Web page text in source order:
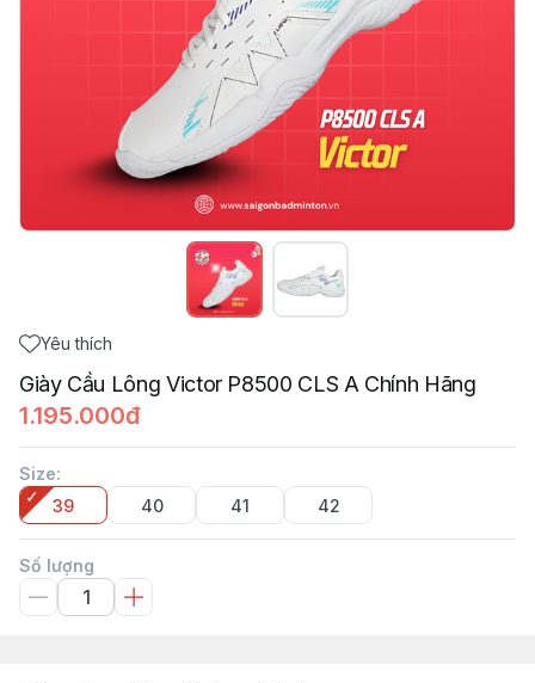
Yêu thích
Giày Cầu Lông Victor P8500 CLS A Chính Hãng
1.195.000đ
Size:
39
40 41 42
Số lượng